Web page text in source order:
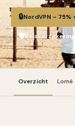
🔒NordVPN – 75%
🛡️Reisverzekering
Overzicht Lomé